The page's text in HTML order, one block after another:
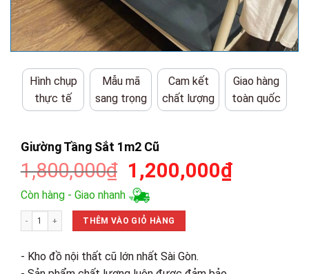
Hình chụp
thực tế
Mẫu mã
sang trọng
Cam kết
chất lượng
Giao hàng
toàn quốc
Giường Tầng Sắt 1m2 Cũ
1,800,000₫ Giá
gốc
là:
1,800,000₫.
1,200,000₫Giá
Còn hàng - Giao nhanh
Giường Tầng Sắt 1m2 Cũ số lượng
THÊM VÀO GIỎ HÀNG
- Kho đồ nội thất cũ lớn nhất Sài Gòn.